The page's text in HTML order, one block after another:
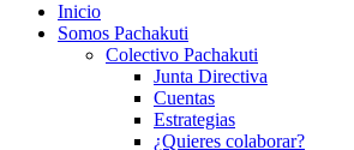
Inicio
Somos Pachakuti
Colectivo Pachakuti
Junta Directiva
Cuentas
Estrategias
¿Quieres colaborar?